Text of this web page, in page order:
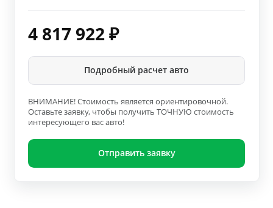
4 817 922 ₽
Подробный расчет авто
ВНИМАНИЕ! Стоимость является ориентировочной.
Оставьте заявку, чтобы получить ТОЧНУЮ стоимость
интересующего вас авто!
Отправить заявку